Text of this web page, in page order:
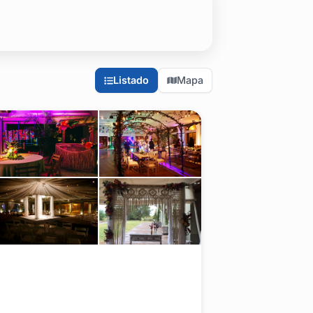
Listado Mapa
eficiencia logística.
opciones de estilo más rústico y campestre que
necesaria para asegurar que tu evento —ya sea
para elegir el lugar ideal.